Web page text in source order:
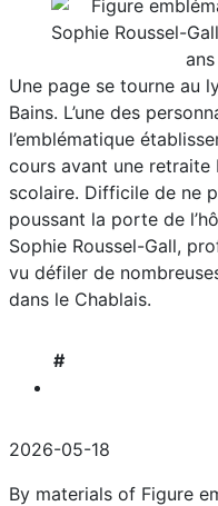
Une page se tourne au
Bains. L’une des
l’emblématique
cours avant une retraite
scolaire. Difficile de ne
poussant la porte de
Sophie Roussel-Gall,
vu défiler de
dans le Chablais.
#
2026-05-18
By materials of Figure